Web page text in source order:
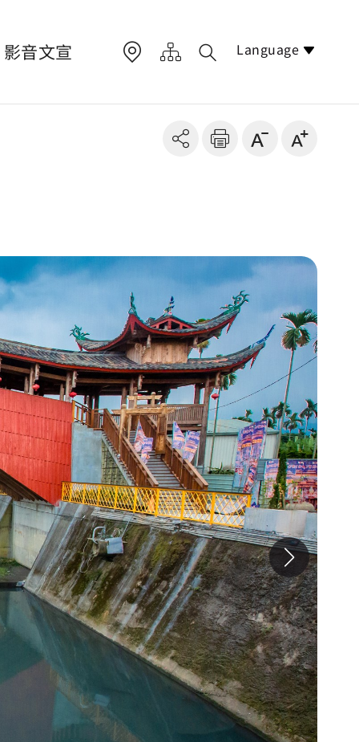
影音文宣 Language